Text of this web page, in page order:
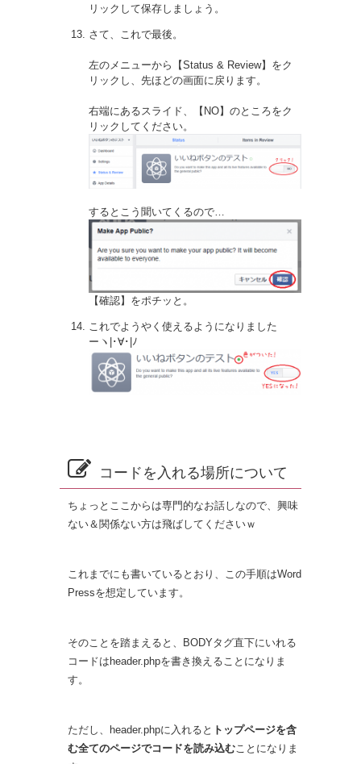
リックして保存しましょう。
さて、これで最後。
左のメニューから【Status & Review】をク
リックし、先ほどの画面に戻ります。
右端にあるスライド、【NO】のところをク
リックしてください。
するとこう聞いてくるので…
【確認】をポチッと。
これでようやく使えるようになりました
ーヽ|･∀･|ﾉ
コードを入れる場所について
ちょっとここからは専門的なお話しなので、興味
ない＆関係ない方は飛ばしてくださいｗ
これまでにも書いているとおり、この手順はWord
Pressを想定しています。
そのことを踏まえると、BODYタグ直下にいれる
コードはheader.phpを書き換えることになりま
す。
ただし、header.phpに入れると トップページを含
む全てのページでコードを読み込むことになりま